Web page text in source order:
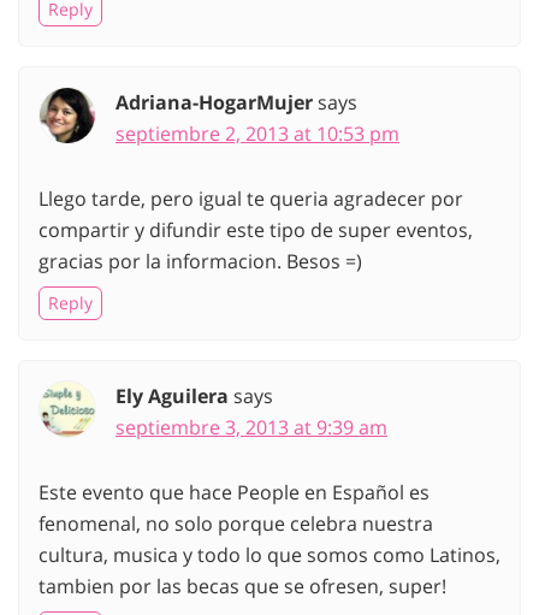
Reply
Adriana-HogarMujersays
septiembre 2, 2013 at 10:53 pm
Llego tarde, pero igual te queria agradecer por
compartir y difundir este tipo de super eventos,
gracias por la informacion. Besos =)
Reply
Ely Aguilera says
septiembre 3, 2013 at 9:39 am
Este evento que hace People en Español es
fenomenal, no solo porque celebra nuestra
cultura, musica y todo lo que somos como Latinos,
tambien por las becas que se ofresen, super!